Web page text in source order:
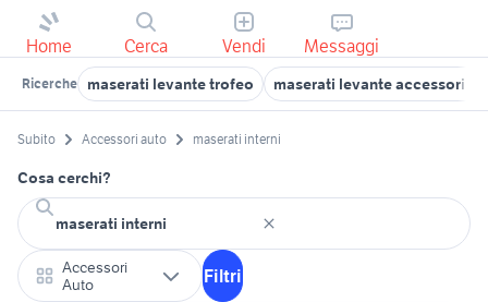
Home Cerca Vendi Messaggi
Ricerche maserati levante trofeo maserati levante accessori
Subito Accessori auto maserati interni
Cosa cerchi?
Accessori
Auto
Filtri